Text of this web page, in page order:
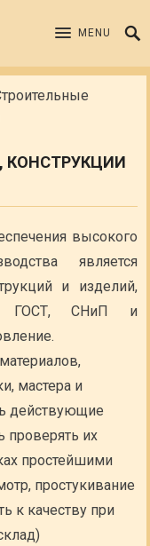
MENU
КОНСТРУКЦИИ
высокого
является
и изделий,
ГОСТ, СНиП и
мастера и
действующие
проверять их
простейшими
простукивание
к качеству при